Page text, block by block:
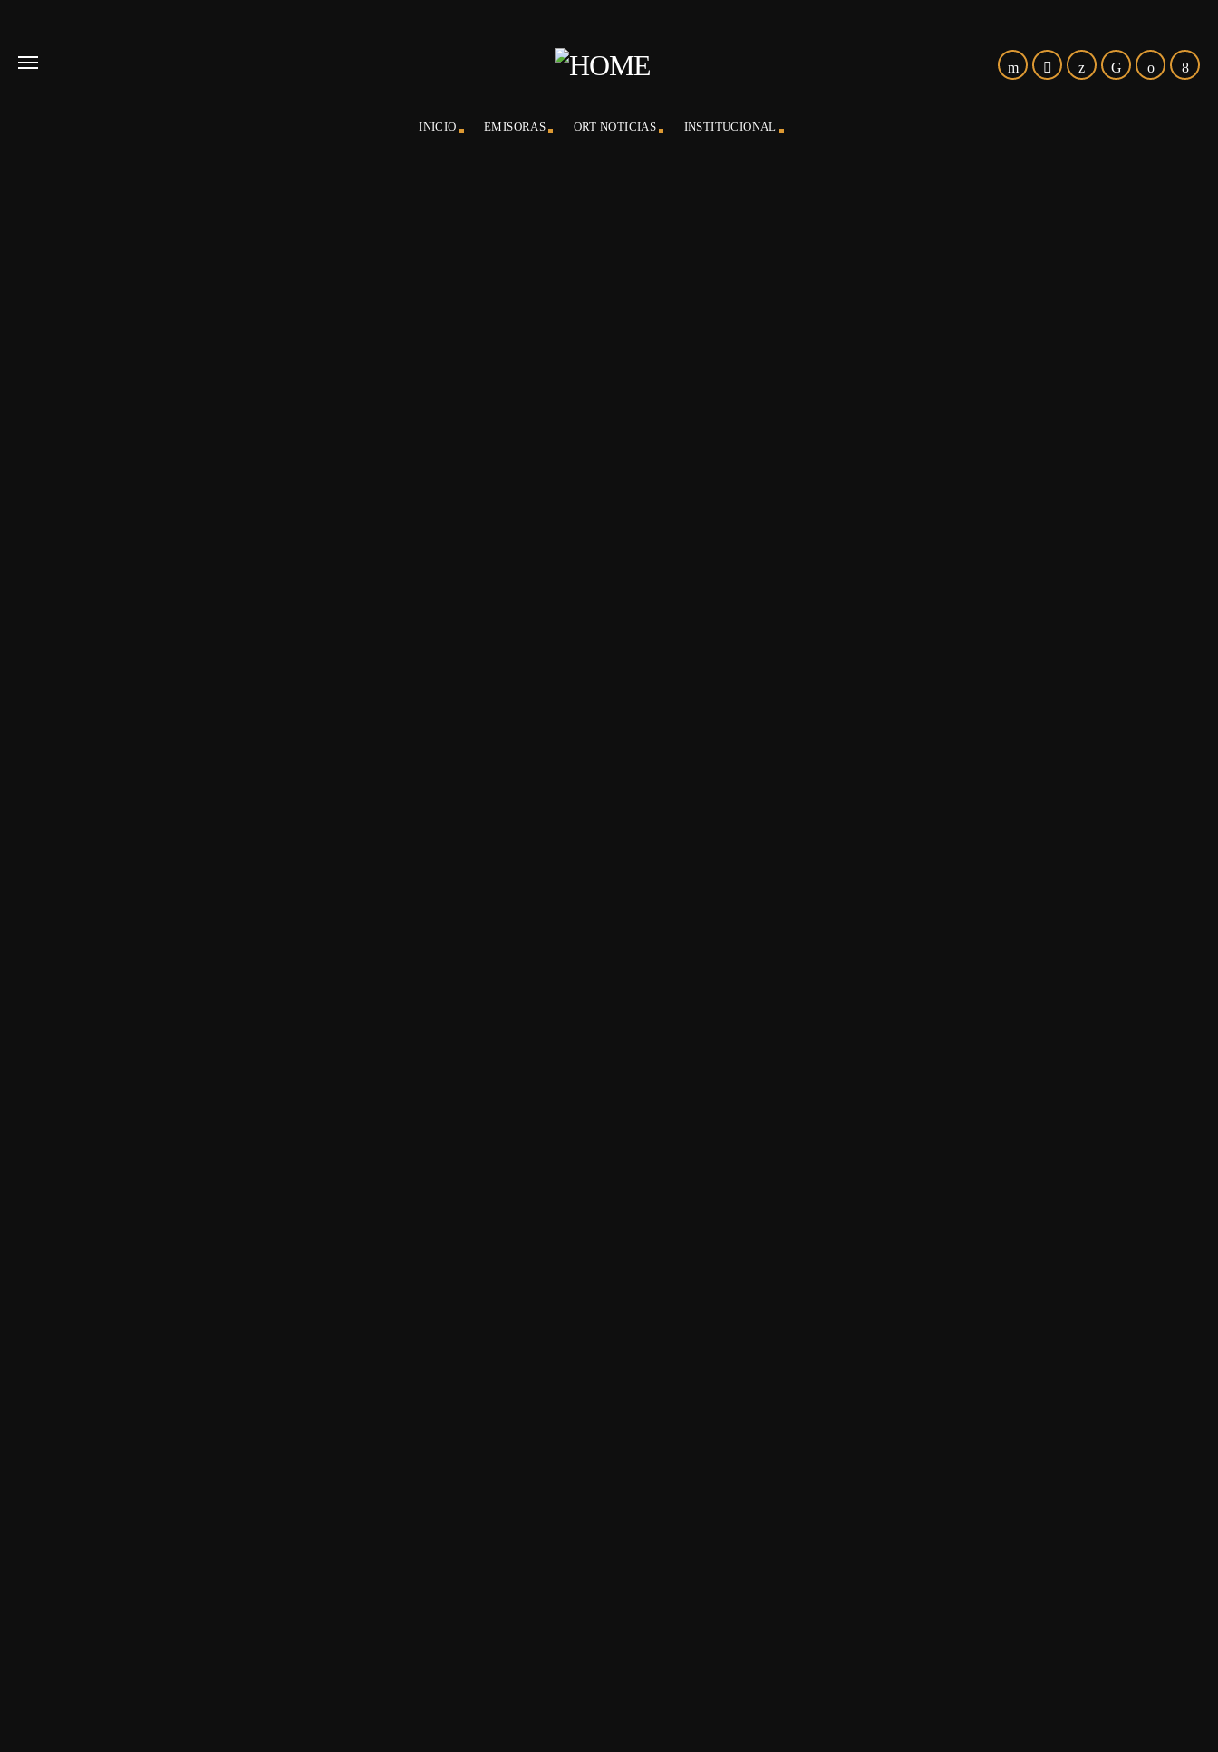
INICIO EMISORAS ORT NOTICIAS INSTITUCIONAL